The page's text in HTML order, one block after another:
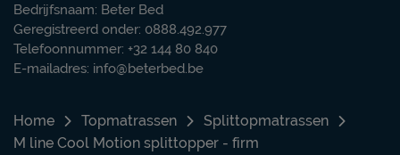
Bedrijfsnaam: Beter Bed
Geregistreerd onder: 0888.492.977
Telefoonnummer: +32 144 80 840
E-mailadres: info@beterbed.be
Home Topmatrassen
Splittopmatrassen
M line Cool Motion splittopper - firm